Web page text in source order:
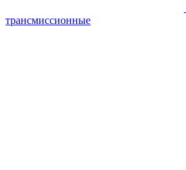
трансмиссионные